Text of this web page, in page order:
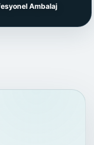
Ambalaj